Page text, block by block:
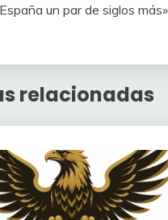
un par de siglos más».
relacionadas